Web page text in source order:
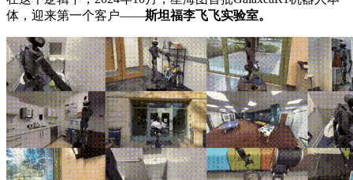
体，迎来第一个客户——斯坦福李飞飞实验室。